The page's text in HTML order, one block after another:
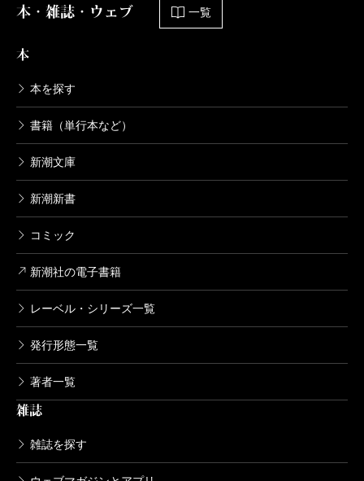
本・雑誌・ウェブ 一覧
本
本を探す
書籍（単行本など）
新潮文庫
新潮新書
コミック
新潮社の電子書籍
レーベル・シリーズ一覧
発行形態一覧
著者一覧
雑誌
雑誌を探す